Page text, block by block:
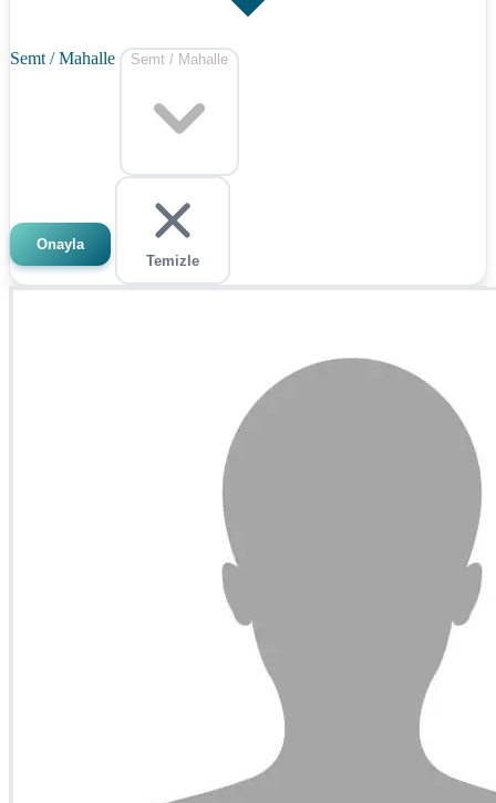
Semt / Mahalle Semt / Mahalle
Onayla
Temizle